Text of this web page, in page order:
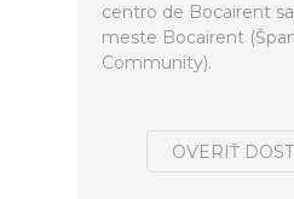
centro de Bocairent
meste Bocairent
Community).
OVERIŤ